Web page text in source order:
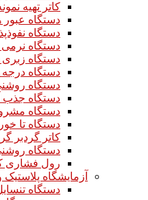
کاتر تهیه
دستگاه عبور
دستگاه
دستگاه
دستگاه
دستگاه درجه
دستگاه
دستگاه
دستگاه
دستگاه تا
کاتر گردبر
دستگاه
رول فشاری
آزمایشگاه
دستگاه